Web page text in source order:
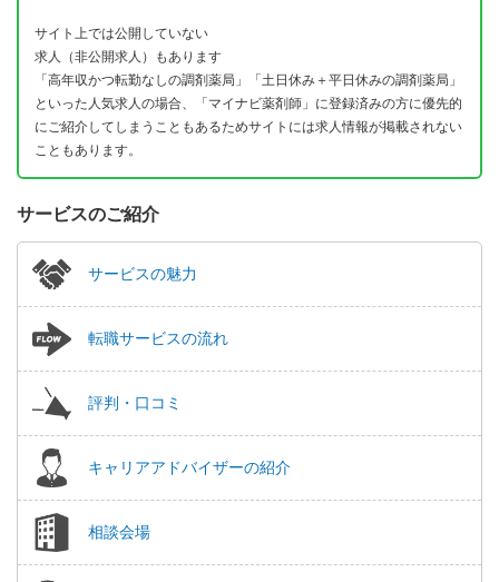
サイト上では公開していない
求人（非公開求人）もあります
「高年収かつ転勤なしの調剤薬局」「土日休み＋平日休みの調剤薬局」
といった人気求人の場合、「マイナビ薬剤師」に登録済みの方に優先的
にご紹介してしまうこともあるためサイトには求人情報が掲載されない
こともあります。
サービスのご紹介
サービスの魅力
転職サービスの流れ
評判・口コミ
キャリアアドバイザーの紹介
相談会場